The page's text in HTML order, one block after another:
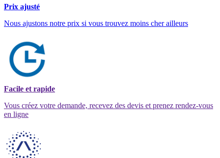
Prix ajusté
Nous ajustons notre prix si vous trouvez moins cher ailleurs
Facile et rapide
Vous créez votre demande, recevez des devis et prenez rendez-vous
en ligne